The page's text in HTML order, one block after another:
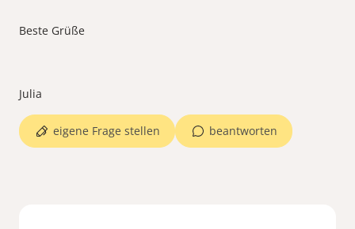
Beste Grüße
beantworten
eigene Frage stellen